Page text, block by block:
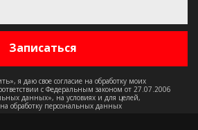
я даю свое согласие на обработку моих
с Федеральным законом от 27.07.2006
данных», на условиях и для целей,
обработку персональных данных